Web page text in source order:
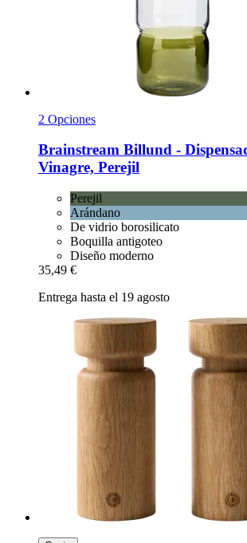
2 Opciones
Brainstream Billund -​
Vinagre, Perejil
Perejil
Arándano
De vidrio borosilicato
Boquilla antigoteo
Diseño moderno
35,49 €
Entrega hasta el 19 agosto